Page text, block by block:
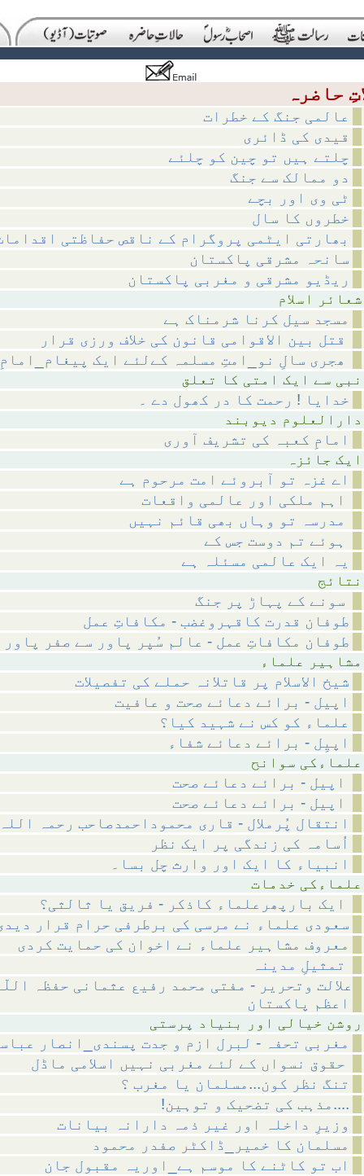
عالمی جنگ کے خطرات
قیدی کی ڈائری
چلتے ہیں تو چین کو چلئے
دو ممالک سے جنگ
ٹی وی اور بچے
خطروں کا سال
بھارتی ایٹمی پروگرام کے ناقص حفاظتی
سانحہ مشرقی پاکستان
ریڈیو مشرقی و مغربی پاکستان
مسجد سیل کرنا شرمناک ہے
خدایا ! رحمت کا در کھول دے ۔
امامِ کعبہ کی تشریف آوری
اے غزہ تو آبروئے امت مرحوم ہے
یہ ایک عالمی مسئلہ ہے
طوفان قدرت کاقہروغضب - مکافاتِ عمل
طوفان مکافاتِ عمل - عالم سُپر پاور سے صفر پاور
شیخ الاسلام پر قاتلانہ حملے کی تفصیلات
اپیل - برائے دعائے صحت و عافیت
علماء کو کس نے شہید کیا؟
اپیِل - برائے دعائے شفاء
انتقال پُرملال - قاری محموداحمدصاحب رحمہ
اُسامہ کی زندگی پر ایک نظر
انبیاء کا ایک اور وارث چل بسا۔
سعودی علماء نے مرسی کی برطرفی حرام قرار
معروف مشاہیر علماء نے اخوان کی حمایت کردی
علالت وتحریر - مفتی محمد رفیع عثمانی حفظہ
اعظم پاکستان
مغربی تحفہ - لبرل ازم و جدت پسندی_انصار
تنگ نظر کون...مسلمان یا مغرب ؟
!مذہب کی تضحیک و توہین....
وزیرِ داخلہ اور غیر ذمہ دارانہ بیانات
مسلمان کا خمیر_ڈاکٹر صفدر محمود
اب تو کاٹنے کا موسم ہے_اوریہ مقبول جان